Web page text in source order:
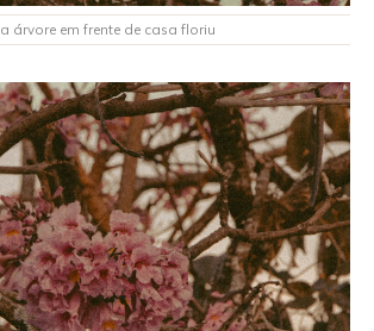
a árvore em frente de casa floriu